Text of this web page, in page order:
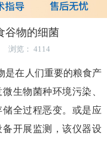
谷物的细菌
浏览： 4114
在人们重要的粮食产
生物菌种环境污染、
全过程恶变。或是应
备开展监测，该仪器设